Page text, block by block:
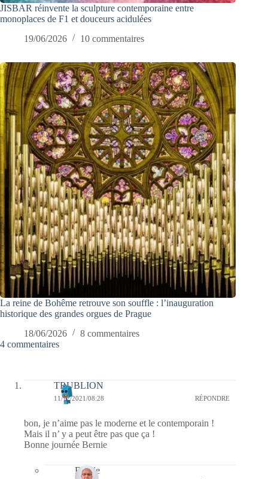
JISBAR réinvente la sculpture contemporaine entre
monoplaces de F1 et douceurs acidulées
19/06/2026
10 commentaires
La reine de Bohême retrouve son souffle : l’inauguration
historique des grandes orgues de Prague
18/06/2026
8 commentaires
4 commentaires
TRUBLION
11/12/2021/08:28 RÉPONDRE
bon, je n’aime pas le moderne et le contemporain !
Mais il n’ y a peut être pas que ça !
Bonne journée Bernie
Bernie